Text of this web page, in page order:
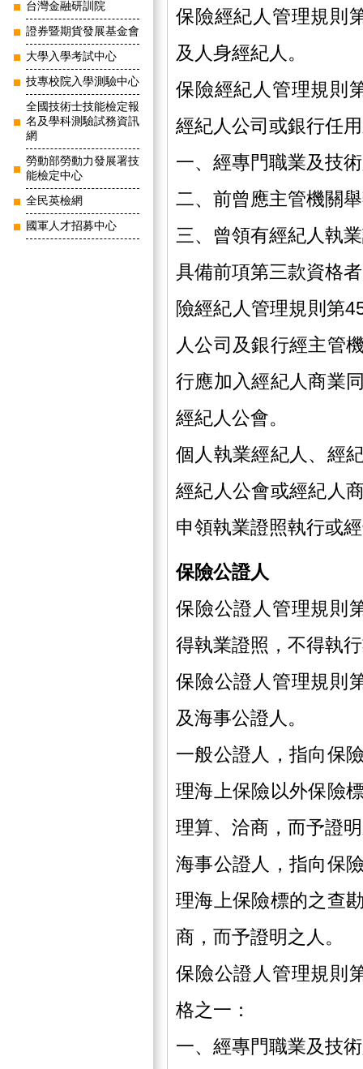
台灣金融研訓院
證券暨期貨發展基金會
大學入學考試中心
技專校院入學測驗中心
全國技術士技能檢定報
名及學科測驗試務資訊
網
勞動部勞動力發展署技
能檢定中心
全民英檢網
國軍人才招募中心
保險經紀人管理規則
及人身經紀人。
保險經紀人管理規則
經紀人公司或銀行任
一、經專門職業及技
二、前曾應主管機關
三、曾領有經紀人執
具備前項第三款資格
險經紀人管理規則第
人公司及銀行經主管
行應加入經紀人商業
經紀人公會。
個人執業經紀人、經
經紀人公會或經紀人
申領執業證照執行或
保險公證人
保險公證人管理規則
得執業證照，不得執
保險公證人管理規則
及海事公證人。
一般公證人，指向保
理海上保險以外保險
理算、洽商，而予證
海事公證人，指向保
理海上保險標的之查
商，而予證明之人。
保險公證人管理規則
格之一：
一、經專門職業及技